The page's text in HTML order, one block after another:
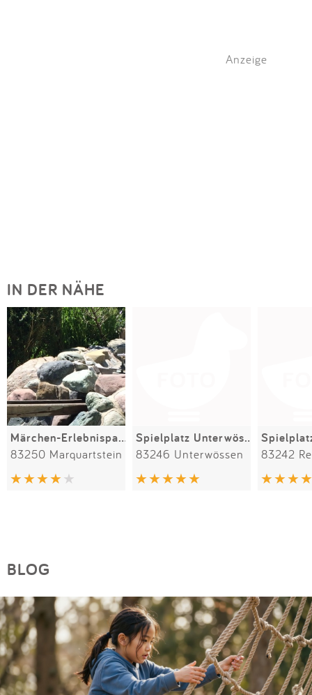
Anzeige
IN DER NÄHE
Märchen-Erlebnispark Marquartstein
83250 Marquartstein
Spielplatz Unterwössen
83246 Unterwössen 83242
BLOG